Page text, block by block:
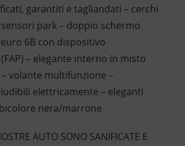
garantiti e tagliandati – cerchi
sensori park – doppio schermo
6B con dispositivo
– elegante interno in misto
volante multifunzione –
elettricamente – eleganti
nera/marrone
AUTO SONO SANIFICATE E